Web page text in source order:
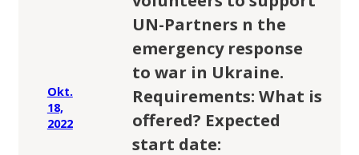
Okt.
18,
2022
UN-Partners n the
emergency response
to war in Ukraine.
Requirements: What is
offered? Expected
start date: